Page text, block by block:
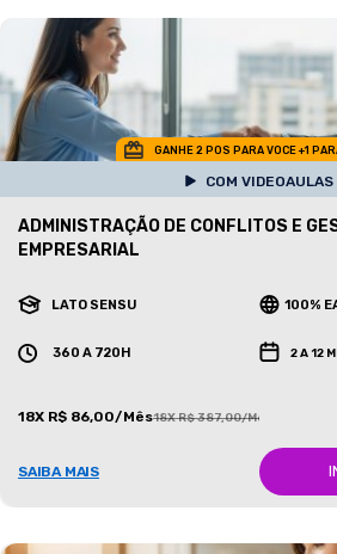
GANHE 2 POS PARA VOCE +1
COM VIDEOAULAS
ADMINISTRAÇÃO DE CONFLITOS E
EMPRESARIAL
LATO SENSU 100%
360 A 720H 2 A 12
18X R$ 86,00/Mês18X R$ 387,00/Mês
SAIBA MAIS